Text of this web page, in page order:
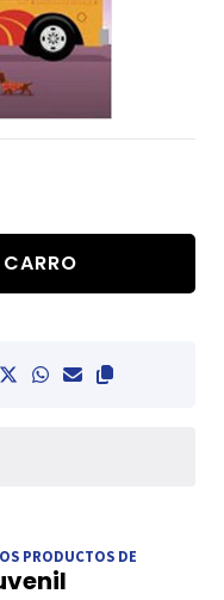
PRODUCTOS DE